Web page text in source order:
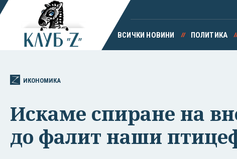
ВСИЧКИ НОВИНИ ПОЛИТИКА
ИКОНОМИКА
Искаме спиране на
до фалит наши